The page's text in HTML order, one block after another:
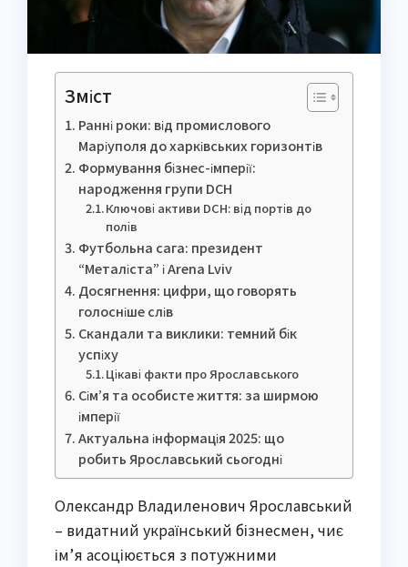
Зміст
Ранні роки: від промислового
Маріуполя до харківських горизонтів
Формування бізнес-імперії:
народження групи DCH
Ключові активи DCH: від портів до
полів
Футбольна сага: президент
“Металіста” і Arena Lviv
Досягнення: цифри, що говорять
голосніше слів
Скандали та виклики: темний бік
успіху
Цікаві факти про Ярославського
Сім’я та особисте життя: за ширмою
імперії
Актуальна інформація 2025: що
робить Ярославський сьогодні
Олександр Владиленович Ярославський
– видатний український бізнесмен, чиє
ім’я асоціюється з потужними